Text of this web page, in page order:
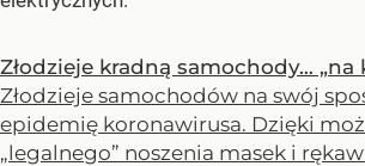
Złodzieje kradną samochody… „na
Złodzieje samochodów na swój
epidemię koronawirusa. Dzięki
„legalnego” noszenia masek i